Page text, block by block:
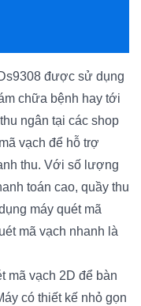
được sử dụng
chữa bệnh hay tới
ngân tại các shop
vạch để hỗ trợ
thu. Với số lượng
toán cao, quầy thu
máy quét mã
mã vạch nhanh là
mã vạch 2D để bàn
có thiết kế nhỏ gọn